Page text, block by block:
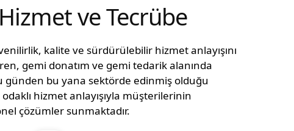
ve Tecrübe
kalite ve sürdürülebilir hizmet anlayışını
gemi donatım ve gemi tedarik alanında
bu yana sektörde edinmiş olduğu
hizmet anlayışıyla müşterilerinin
çözümler sunmaktadır.